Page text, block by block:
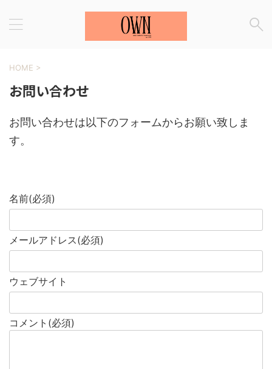
HOME >
お問い合わせ
お問い合わせは以下のフォームからお願い致しま
す。
名前(必須)
メールアドレス(必須)
ウェブサイト
コメント (必須)